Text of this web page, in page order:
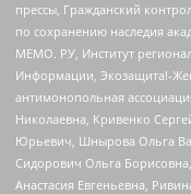
прессы, Гражданский
по сохранению наследия
МЕМО. РУ, Институт
Информации, Экозащита!-
антимонопольная
Николаевна, Кривенко
Юрьевич, Шнырова Ольга
Сидорович Ольга
Анастасия Евгеньевна,